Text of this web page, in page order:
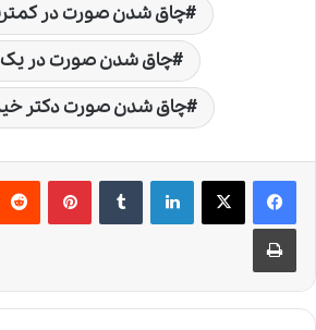
چاق شدن صورت در
چاق شدن صورت در
چاق شدن صورت دکتر
لینکدین ‫تامبلر ‫پین‌ترست‫رددیت
چاپ